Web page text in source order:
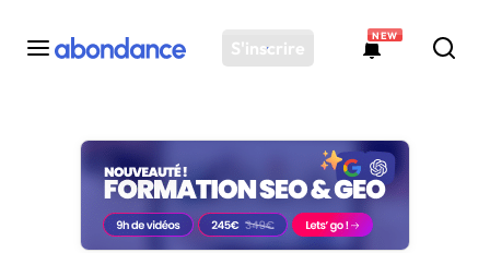
S'inscrire
NEW
Toutes les actus
Actus SEO
Plateforme